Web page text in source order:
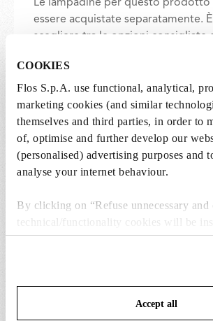
COOKIES
Flos S.p.A. use functional, analytical,
marketing cookies (and similar
themselves and third parties, in order to
of, optimise and further develop our
(personalised) advertising purposes and
analyse your internet behaviour.
By clicking on “Refuse unnecessary
technical/functionality cookies will be
clicking on “Accept all” you consent to
cookies. By clicking on “Change
save your choices. You can modify your
To know more refer to ourCookie Policy
Accept all
Le lampadine per questo prodotto
essere acquistate separatamente.
scegliere tra le opzioni consigliate
1 x LED Lamp E14 8W 2700K T28 -
€
37,00
€ 37,00
Aggiungi al carrello